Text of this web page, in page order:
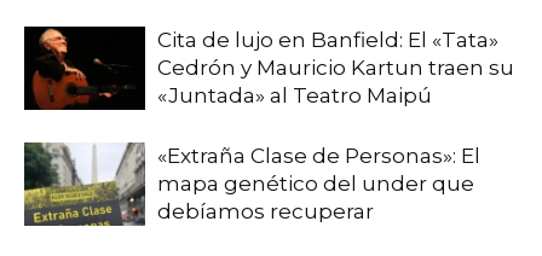
Cita de lujo en Banfield: El «Tata»
Cedrón y Mauricio Kartun traen su
«Juntada» al Teatro Maipú
«Extraña Clase de Personas»: El
mapa genético del under que
debíamos recuperar